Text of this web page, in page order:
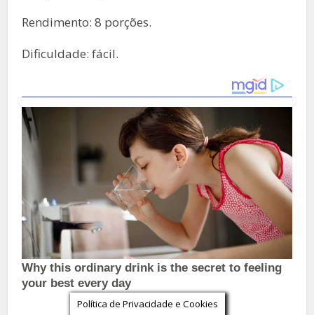
Rendimento: 8 porções.
Dificuldade: fácil.
Política de Privacidade e Cookies